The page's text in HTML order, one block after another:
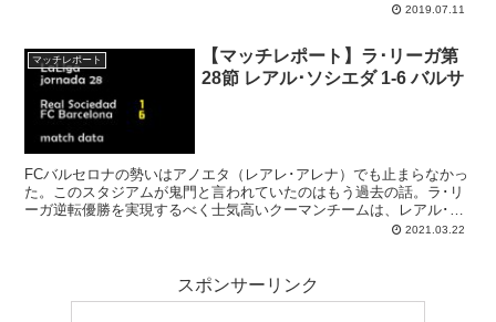
2019.07.11
マッチレポート
【マッチレポート】ラ･リーガ第
28節 レアル･ソシエダ 1-6 バルサ
FCバルセロナの勢いはアノエタ（レアレ･アレナ）でも止まらなかっ
た。このスタジアムが鬼門と言われていたのはもう過去の話。ラ･リ
ーガ逆転優勝を実現するべく士気高いクーマンチームは、レアル･ソ
シエダを相手に効率よく得点を重ね、終わってみれば6得点の圧勝で
2021.03.22
スポンサーリンク